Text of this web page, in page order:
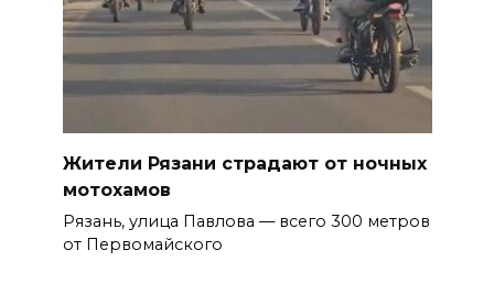
Жители Рязани страдают от ночных
мотохамов
Рязань, улица Павлова — всего 300 метров
от Первомайского